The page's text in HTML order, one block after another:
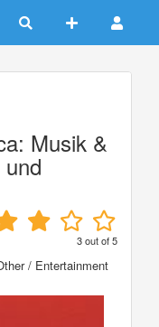
Musik &
3out of5
/ Entertainment